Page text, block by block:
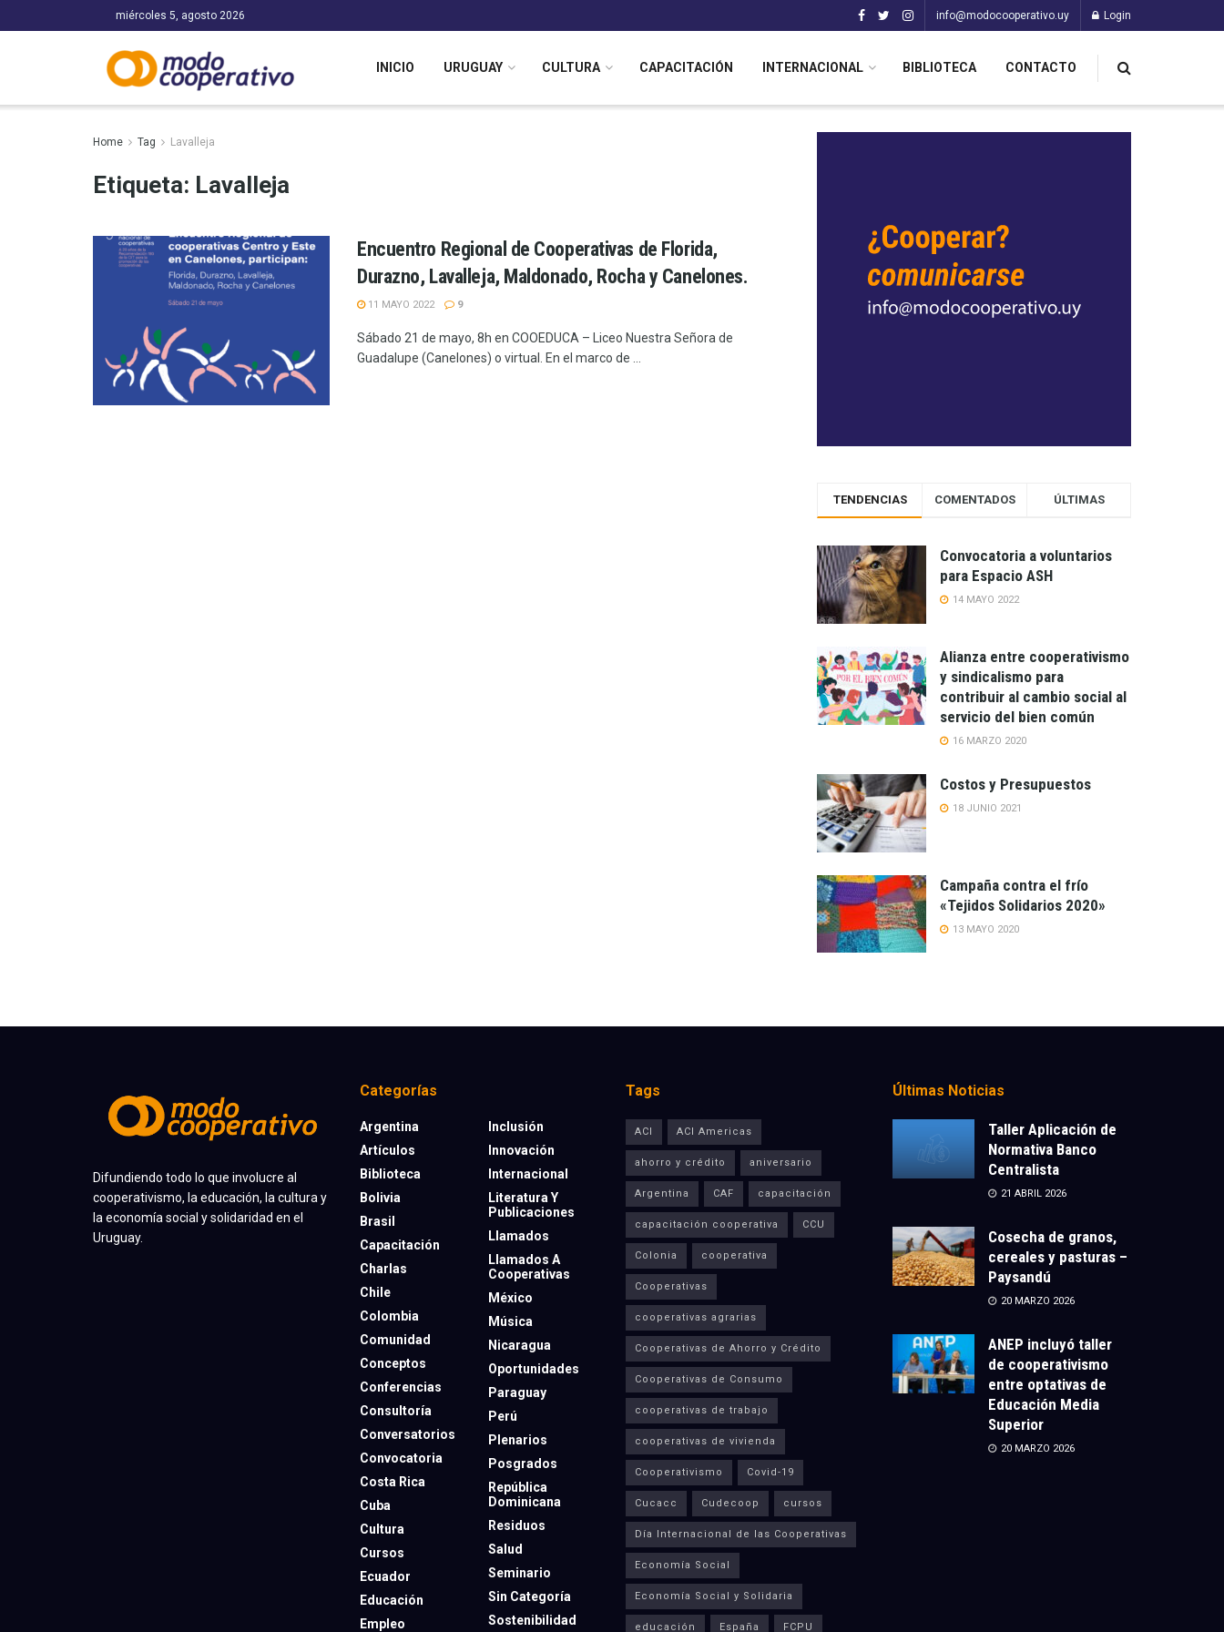
miércoles 5, agosto 2026 info@modocooperativo.uy Login
INICIO URUGUAY CULTURA CAPACITACIÓN INTERNACIONAL BIBLIOTECA CONTACTO
Home Tag Lavalleja
Etiqueta: Lavalleja
Encuentro Regional de Cooperativas de Florida,
Durazno, Lavalleja, Maldonado, Rocha y Canelones.
11 MAYO 2022 9
Sábado 21 de mayo, 8h en COOEDUCA – Liceo Nuestra Señora de
Guadalupe (Canelones) o virtual. En el marco de ...
TENDENCIAS COMENTADOS ÚLTIMAS
Convocatoria a voluntarios
para Espacio ASH
14 MAYO 2022
Alianza entre cooperativismo
y sindicalismo para
contribuir al cambio social al
servicio del bien común
16 MARZO 2020
Costos y Presupuestos
18 JUNIO 2021
Campaña contra el frío
«Tejidos Solidarios 2020»
13 MAYO 2020
Difundiendo todo lo que involucre al
cooperativismo, la educación, la cultura y
la economía social y solidaridad en el
Uruguay.
Categorías
Argentina
Artículos
Biblioteca
Bolivia
Brasil
Capacitación
Charlas
Chile
Colombia
Comunidad
Conceptos
Conferencias
Consultoría
Conversatorios
Convocatoria
Costa Rica
Cuba
Cultura
Cursos
Ecuador
Educación
Empleo
Inclusión
Innovación
Internacional
Literatura Y
Publicaciones
Llamados
Llamados A
Cooperativas
México
Música
Nicaragua
Oportunidades
Paraguay
Perú
Plenarios
Posgrados
República
Dominicana
Residuos
Salud
Seminario
Sin Categoría
Sostenibilidad
Tags
ACI ACI Americas
ahorro y crédito aniversario
Argentina CAF capacitación
capacitación cooperativa CCU
Colonia cooperativa
Cooperativas
cooperativas agrarias
Cooperativas de Ahorro y Crédito
Cooperativas de Consumo
cooperativas de trabajo
cooperativas de vivienda
Cooperativismo Covid-19
Cucacc Cudecoop cursos
Día Internacional de las Cooperativas
Economía Social
Economía Social y Solidaria
educación España FCPU
Últimas Noticias
Taller Aplicación de
Normativa Banco
Centralista
21 ABRIL 2026
Cosecha de granos,
cereales y pasturas –
Paysandú
20 MARZO 2026
ANEP incluyó taller
de cooperativismo
entre optativas de
Educación Media
Superior
20 MARZO 2026